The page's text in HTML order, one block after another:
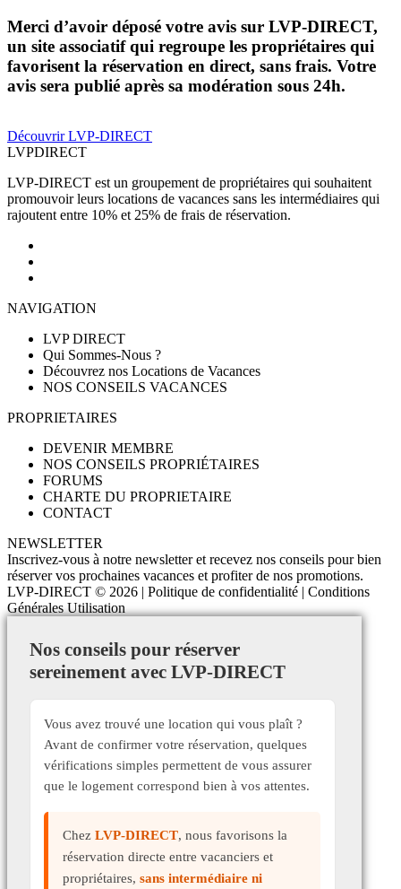
Merci d’avoir déposé votre avis sur LVP-DIRECT,
un site associatif qui regroupe les propriétaires qui
favorisent la réservation en direct, sans frais. Votre
avis sera publié après sa modération sous 24h.
Découvrir LVP-DIRECT
LVPDIRECT
LVP-DIRECT est un groupement de propriétaires qui souhaitent
promouvoir leurs locations de vacances sans les intermédiaires qui
rajoutent entre 10% et 25% de frais de réservation.
NAVIGATION
LVP DIRECT
Qui Sommes-Nous ?
Découvrez nos Locations de Vacances
NOS CONSEILS VACANCES
PROPRIETAIRES
DEVENIR MEMBRE
NOS CONSEILS PROPRIÉTAIRES
FORUMS
CHARTE DU PROPRIETAIRE
CONTACT
NEWSLETTER
Inscrivez-vous à notre newsletter et recevez nos conseils pour bien
réserver vos prochaines vacances et profiter de nos promotions.
LVP-DIRECT © 2026 | Politique de confidentialité | Conditions
Générales Utilisation
Nos conseils pour réserver
sereinement avec LVP-DIRECT
Vous avez trouvé une location qui vous plaît ?
Avant de confirmer votre réservation, quelques
vérifications simples permettent de vous assurer
que le logement correspond bien à vos attentes.
Chez LVP-DIRECT, nous favorisons la
réservation directe entre vacanciers et
propriétaires, sans intermédiaire ni